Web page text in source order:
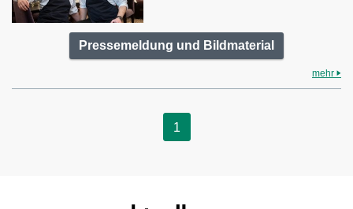
Pressemeldung und Bildmaterial
mehr
1